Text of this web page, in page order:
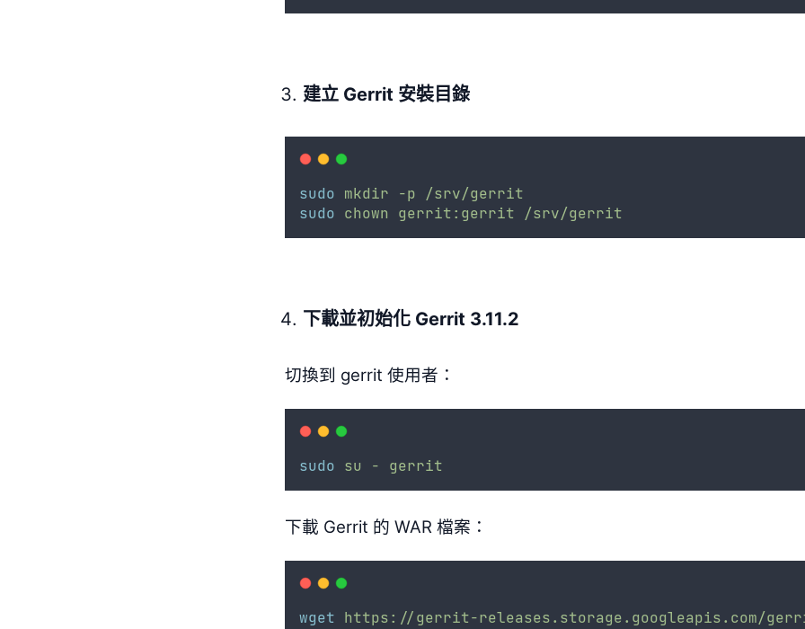
建立 Gerrit 安裝目錄
sudo mkdir -p
/srv/gerrit
sudo chown gerrit:gerrit /srv/gerrit
下載並初始化 Gerrit 3.11.2
切換到 gerrit 使用者：
sudo su - gerrit
下載 Gerrit 的 WAR 檔案：
wget https://gerrit-releases.storage.googleapis.com/